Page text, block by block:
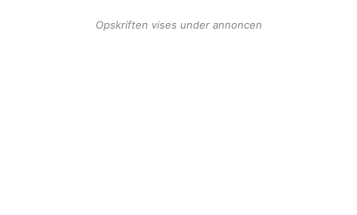
Opskriften vises under annoncen